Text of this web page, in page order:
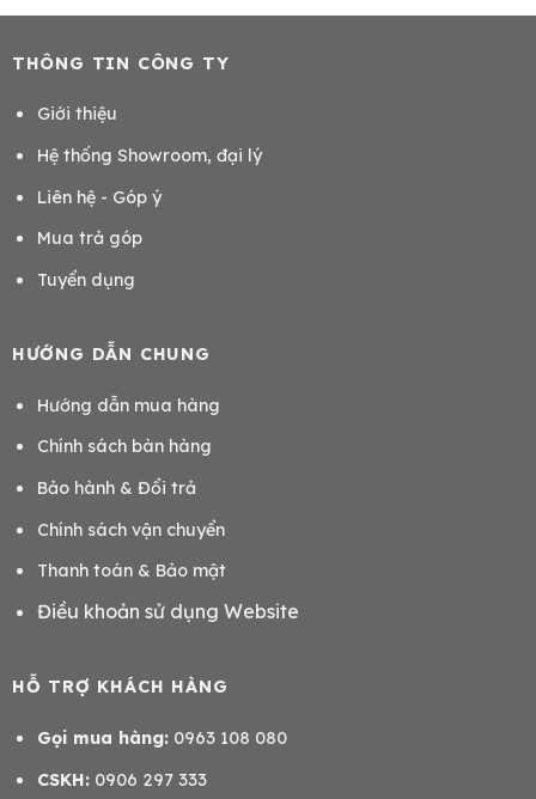
THÔNG TIN CÔNG TY
Giới thiệu
Hệ thống Showroom, đại lý
Liên hệ - Góp ý
Mua trả góp
Tuyển dụng
HƯỚNG DẪN CHUNG
Hướng dẫn mua hàng
Chính sách bàn hàng
Bảo hành & Đổi trả
Chính sách vận chuyển
Thanh toán & Bảo mật
Điều khoản sử dụng Website
HỖ TRỢ KHÁCH HÀNG
Gọi mua hàng: 0963 108 080
CSKH: 0906 297 333